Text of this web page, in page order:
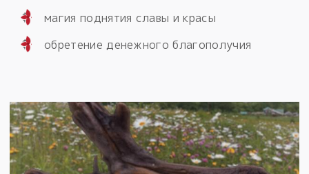
магия поднятия славы и красы
обретение денежного благополучия